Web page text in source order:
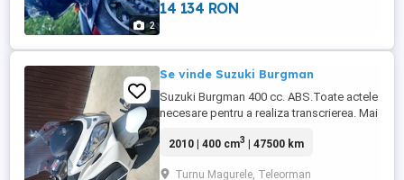
2
14 134 RON
Se vinde Suzuki Burgman
Suzuki Burgman 400 cc. ABS.Toate actele
necesare pentru a realiza transcrierea. Mai
2010 | 400 cm3 | 47500 km
Turnu Magurele, Teleorman